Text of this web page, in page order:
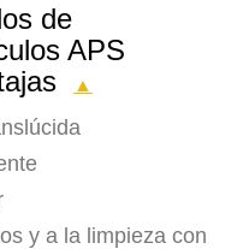
de
APS
▲
y a la limpieza con